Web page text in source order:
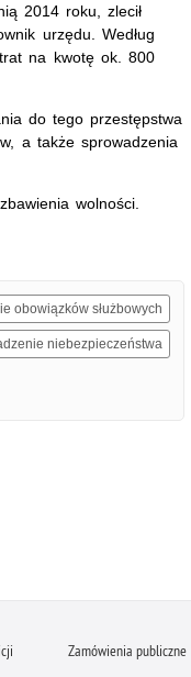
2014 roku, zlecił
urzędu. Według
na kwotę ok. 800
do tego przestępstwa
a także sprowadzenia
wolności.
obowiązków służbowych
niebezpieczeństwa
Zamówienia publiczne